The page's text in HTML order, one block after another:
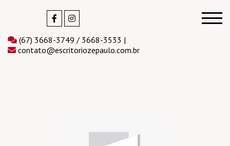
(67) 3668-3749 / 3668-3533 |
contato@escritoriozepaulo.com.br